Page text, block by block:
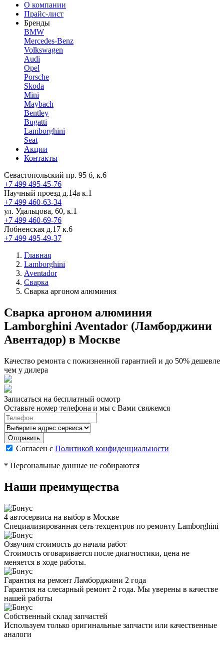
О компании
Прайс-лист
Бренды
BMW
Mercedes-Benz
Volkswagen
Audi
Opel
Porsche
Skoda
Mini
Maybach
Bentley
Bugatti
Lamborghini
Seat
Акции
Контакты
Севастопольский пр. 95 б, к.6
+7 499 495-45-76
Научный проезд д.14а к.1
+7 499 460-63-34
ул. Удальцова, 60, к.1
+7 499 460-69-76
Лобненская д.17 к.6
+7 499 495-49-37
Главная
Lamborghini
Aventador
Сварка
Сварка аргоном алюминия
Сварка аргоном алюминия
Lamborghini Aventador (Ламборджини
Авентадор) в Москве
Качество ремонта с пожизненной гарантией и до 50% дешевле
чем у дилера
Записаться на бесплатный осмотр
Оставьте номер телефона и мы с Вами свяжемся
Согласен с Политикой конфиденциальности
* Персональные данные не собираются
Наши преимущества
4 автосервиса на выбор в Москве
Специализированная сеть техцентров по ремонту Lamborghini
Озвучим стоимость до начала работ
Стоимость оговаривается после диагностики, цена не
меняется в ходе работы.
Гарантия на ремонт Ламборджини 2 года
Гарантия на слесарный ремонт 2 года. Мы уверены в качестве
нашей работы
Собственный склад запчастей
Используем только оригинальные запчасти или качественные
аналоги